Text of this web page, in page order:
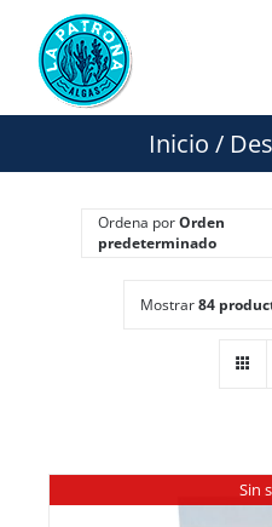
contenido
Inicio /
Ordena porOrden
predeterminado
Mostrar84
Sin